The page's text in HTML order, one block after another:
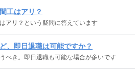
工はアリ？
アリ？という疑問に答えています
、即日退職は可能ですか？
べき。即日退職も可能な場合が多いです